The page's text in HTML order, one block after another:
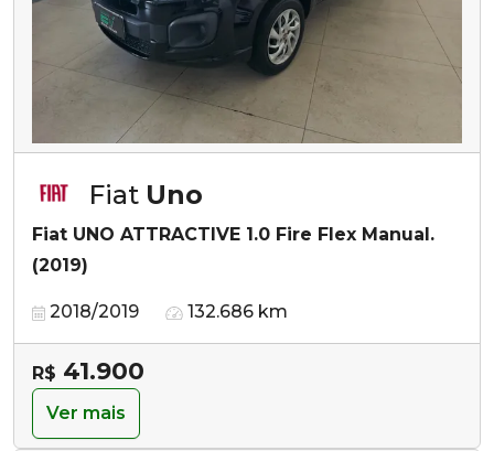
Fiat Uno
Fiat UNO ATTRACTIVE 1.0 Fire Flex Manual.
(2019)
2018/2019 132.686 km
R$ 41.900
Ver mais